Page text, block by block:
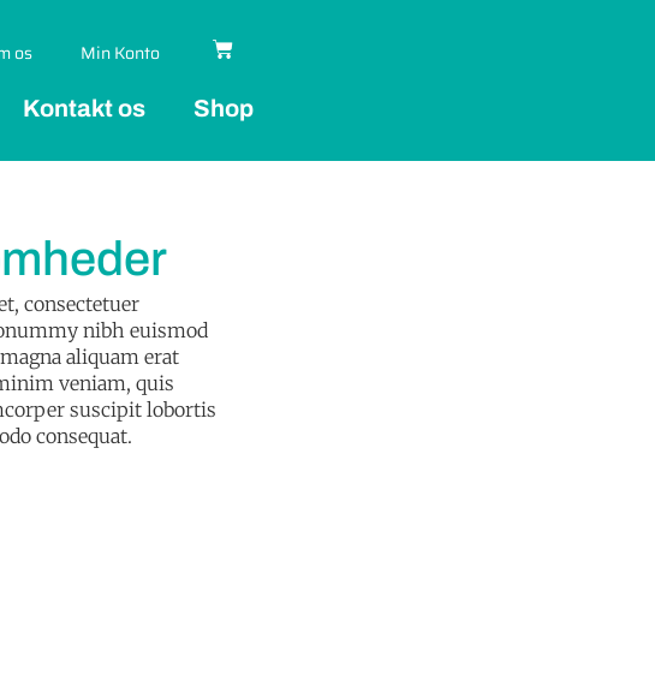
os Min Konto
Kontakt os Shop
consectetuer
nibh euismod
aliquam erat
veniam, quis
suscipit lobortis
consequat.